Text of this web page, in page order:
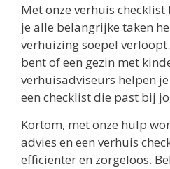
Met onze verhuis
je alle belangrijke taken
verhuizing soepel
bent of een gezin met
verhuisadviseurs helpen
een checklist die past bij
Kortom, met onze hulp
advies en een verhuis
efficiënter en zorgeloos.